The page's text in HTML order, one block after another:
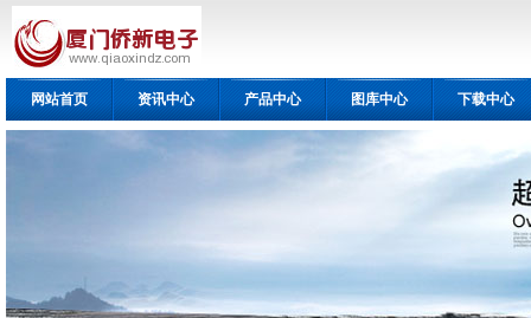
网站首页 资讯中心 产品中心 图库中心 下载中心